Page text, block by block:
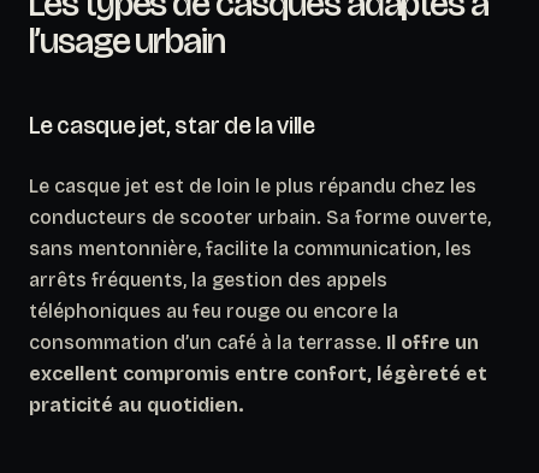
l’usage urbain
Le casque jet, star de la ville
Le casque jet est de loin le plus répandu chez les
conducteurs de scooter urbain. Sa forme ouverte,
sans mentonnière, facilite la communication, les
arrêts fréquents, la gestion des appels
téléphoniques au feu rouge ou encore la
consommation d’un café à la terrasse. Il offre un
excellent compromis entre confort, légèreté et
praticité au quotidien.